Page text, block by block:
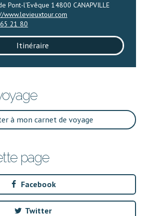
Pont-l'Evêque 14800 CANAPVILLE
www.levieuxtour.com
21 80
Itinéraire
à mon carnet de voyage
page
Facebook
Twitter